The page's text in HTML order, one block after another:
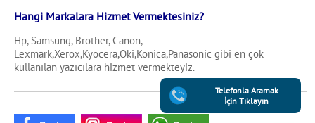
Hangi Markalara Hizmet Vermektesiniz?
Hp, Samsung, Brother, Canon,
Lexmark,Xerox,Kyocera,Oki,Konica,Panasonic gibi en çok
kullanılan yazıcılara hizmet vermekteyiz.
Telefonla Aramak
İçin Tıklayın